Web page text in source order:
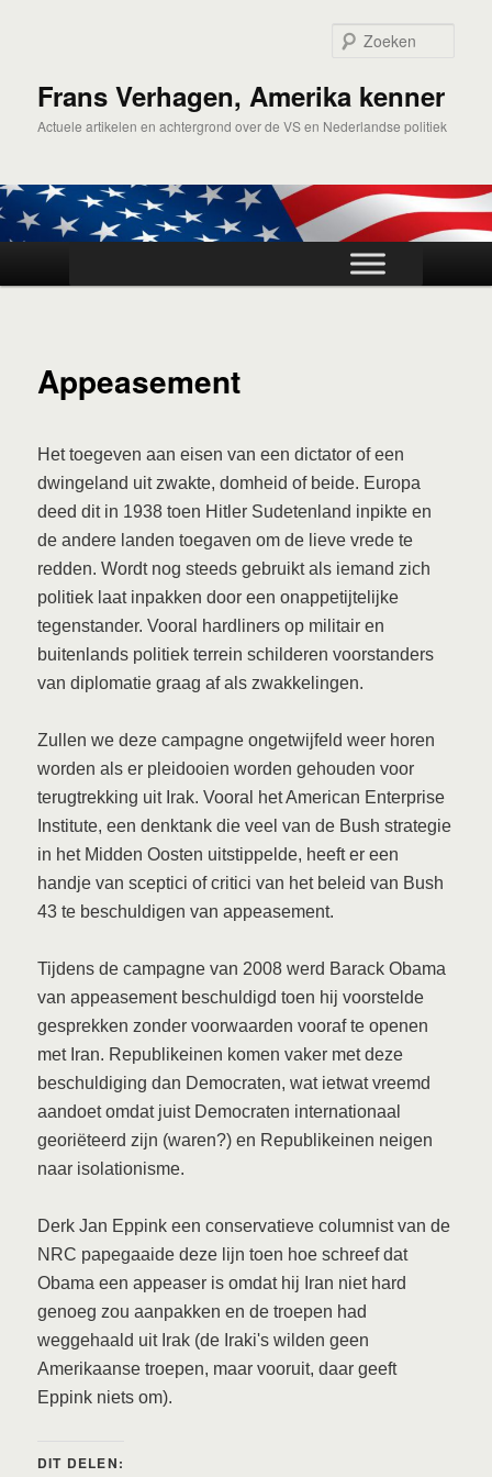
inhoudFrans Verhagen, Amerika kenner
Actuele artikelen en achtergrond over de VS en Nederlandse politiek
Appeasement
Het toegeven aan eisen van een dictator of een
dwingeland uit zwakte, domheid of beide. Europa
deed dit in 1938 toen Hitler Sudetenland inpikte en
de andere landen toegaven om de lieve vrede te
redden. Wordt nog steeds gebruikt als iemand zich
politiek laat inpakken door een onappetijtelijke
tegenstander. Vooral hardliners op militair en
buitenlands politiek terrein schilderen voorstanders
van diplomatie graag af als zwakkelingen.
Zullen we deze campagne ongetwijfeld weer horen
worden als er pleidooien worden gehouden voor
terugtrekking uit Irak. Vooral het American Enterprise
Institute, een denktank die veel van de Bush strategie
in het Midden Oosten uitstippelde, heeft er een
handje van sceptici of critici van het beleid van Bush
43 te beschuldigen van appeasement.
Tijdens de campagne van 2008 werd Barack Obama
van appeasement beschuldigd toen hij voorstelde
gesprekken zonder voorwaarden vooraf te openen
met Iran. Republikeinen komen vaker met deze
beschuldiging dan Democraten, wat ietwat vreemd
aandoet omdat juist Democraten internationaal
georiëteerd zijn (waren?) en Republikeinen neigen
naar isolationisme.
Derk Jan Eppink een conservatieve columnist van de
NRC papegaaide deze lijn toen hoe schreef dat
Obama een appeaser is omdat hij Iran niet hard
genoeg zou aanpakken en de troepen had
weggehaald uit Irak (de Iraki's wilden geen
Amerikaanse troepen, maar vooruit, daar geeft
Eppink niets om).
DIT DELEN: